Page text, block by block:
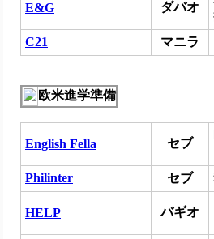
E&G ダバオ
C21
マニラ
欧米進学準備
English Fella セブ
Philinter
セブ
HELP バギオ